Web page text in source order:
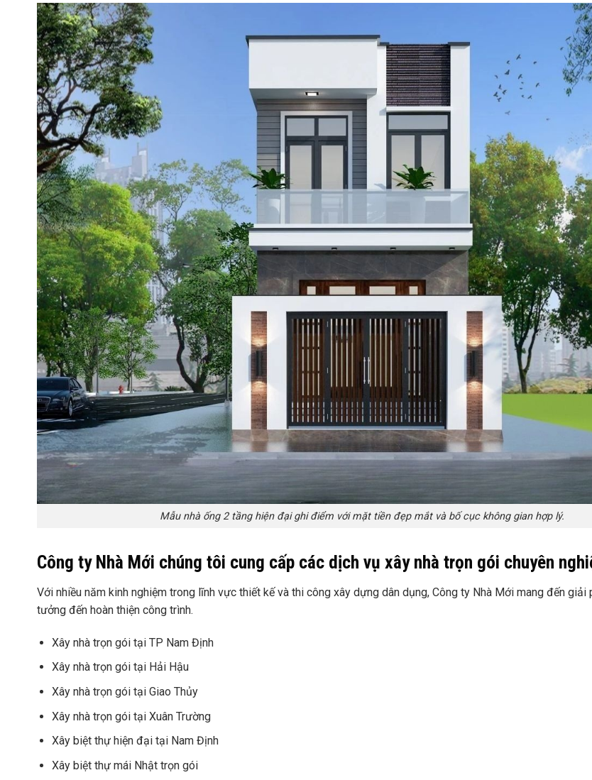
Mẫu nhà ống 2 tầng hiện đại ghi điểm với mặt tiền đẹp mắt và bố cục không gian hợp lý.
Công ty Nhà Mới chúng tôi cung cấp các dịch vụ xây nhà trọn gói chuyên
Với nhiều năm kinh nghiệm trong lĩnh vực thiết kế và thi công xây dựng dân dụng, Công ty Nhà Mới mang đến
tưởng đến hoàn thiện công trình.
Xây nhà trọn gói tại TP Nam Định
Xây nhà trọn gói tại Hải Hậu
Xây nhà trọn gói tại Giao Thủy
Xây nhà trọn gói tại Xuân Trường
Xây biệt thự hiện đại tại Nam Định
Xây biệt thự mái Nhật trọn gói